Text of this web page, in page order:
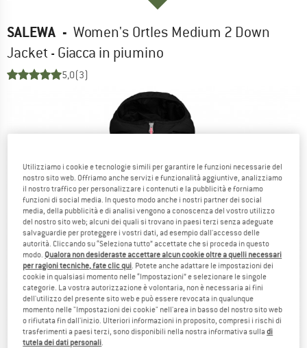
SALEWA - Women's Ortles Medium 2 Down
Jacket - Giacca in piumino
5,0(3)
Utilizziamo i cookie e tecnologie simili per garantire le funzioni necessarie del
nostro sito web. Offriamo anche servizi e funzionalità aggiuntive, analizziamo
il nostro traffico per personalizzare i contenuti e la pubblicità e forniamo
funzioni di social media. In questo modo anche i nostri partner dei social
media, della pubblicità e di analisi vengono a conoscenza del vostro utilizzo
del nostro sito web; alcuni dei quali si trovano in paesi terzi senza adeguate
salvaguardie per proteggere i vostri dati, ad esempio dall'accesso delle
autorità. Cliccando su “Seleziona tutto” accettate che si proceda in questo
modo. Qualora non desideraste accettare alcun cookie oltre a quelli necessari
per ragioni tecniche, fate clic qui. Potete anche adattare le impostazioni dei
cookie in qualsiasi momento nelle “Impostazioni” e selezionare le singole
categorie. La vostra autorizzazione è volontaria, non è necessaria ai fini
dell'utilizzo del presente sito web e può essere revocata in qualunque
momento nelle "Impostazioni dei cookie" nell'area in basso del nostro sito web
o rifiutata fin dall'inizio. Ulteriori informazioni in proposito, compresi i rischi di
trasferimenti a paesi terzi, sono disponibili nella nostra informativa sulladi
tutela dei dati personali.